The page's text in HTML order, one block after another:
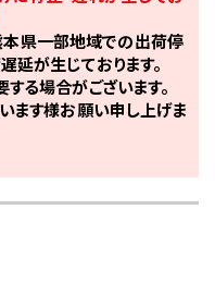
本県一部地域での出荷停
延が生じております。
る場合がございます。
ます様お願い申し上げま